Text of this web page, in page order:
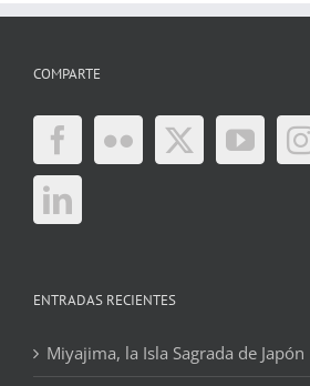
COMPARTE
ENTRADAS RECIENTES
Miyajima, la Isla Sagrada de Japón